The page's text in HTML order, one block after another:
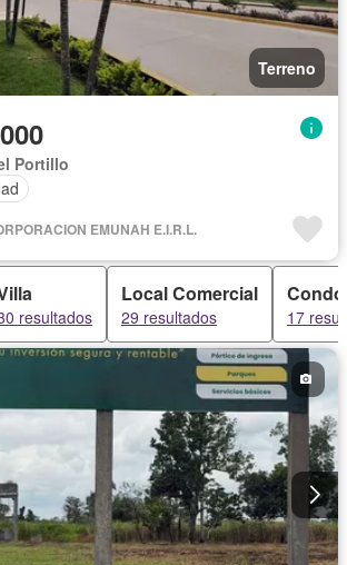
Terreno
Portillo
EMUNAH E.I.R.L.
resultados
Local Comercial
29 resultados 17